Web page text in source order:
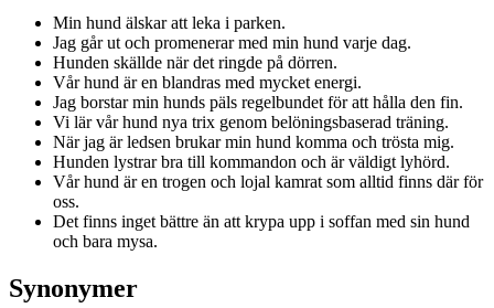
Min hund älskar att leka i parken.
Jag går ut och promenerar med min hund varje dag.
Hunden skällde när det ringde på dörren.
Vår hund är en blandras med mycket energi.
Jag borstar min hunds päls regelbundet för att hålla den fin.
Vi lär vår hund nya trix genom belöningsbaserad träning.
När jag är ledsen brukar min hund komma och trösta mig.
Hunden lystrar bra till kommandon och är väldigt lyhörd.
Vår hund är en trogen och lojal kamrat som alltid finns där för
oss.
Det finns inget bättre än att krypa upp i soffan med sin hund
och bara mysa.
Synonymer